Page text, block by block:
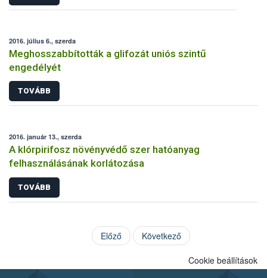
2016. július 6., szerda
Meghosszabbították a glifozát uniós szintű
engedélyét
TOVÁBB
2016. január 13., szerda
A klórpirifosz növényvédő szer hatóanyag
felhasználásának korlátozása
TOVÁBB
Előző Következő
Cookie beállítások